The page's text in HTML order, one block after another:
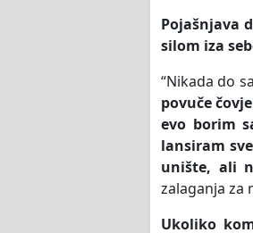
Pojašnjava
silom iza
“Nikada do
povuče
evo borim
lansiram
unište, ali
zalaganja za
Ukoliko